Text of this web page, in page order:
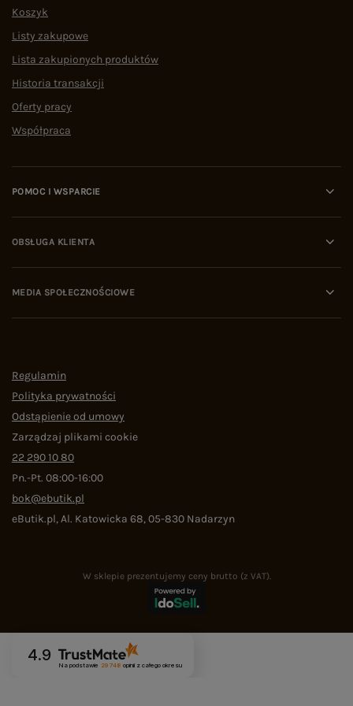
Koszyk
Listy zakupowe
Lista zakupionych produktów
Historia transakcji
Oferty pracy
Współpraca
POMOC I WSPARCIE
OBSŁUGA KLIENTA
MEDIA SPOŁECZNOŚCIOWE
Regulamin
Polityka prywatności
Odstąpienie od umowy
Zarządzaj plikami cookie
22 290 10 80
Pn.-Pt. 08:00-16:00
bok@ebutik.pl
eButik.pl,Al. Katowicka 68,05-830 Nadarzyn
W sklepie prezentujemy ceny brutto (z VAT).
4.9
Na podstawie 29 748 opinii z całego okresu